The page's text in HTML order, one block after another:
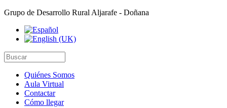
Grupo de Desarrollo Rural Aljarafe - Doñana
Quiénes Somos
Aula Virtual
Contactar
Cómo llegar